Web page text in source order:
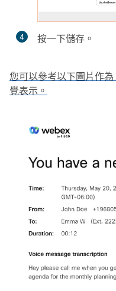
4 按一下儲存 。
您可以參考以下圖片作為
覺表示。